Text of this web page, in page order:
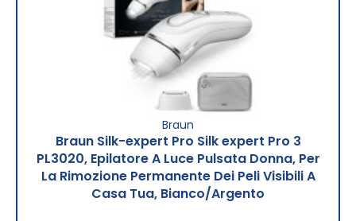
Braun
Braun Silk-expert Pro Silk expert Pro 3
PL3020, Epilatore A Luce Pulsata Donna, Per
La Rimozione Permanente Dei Peli Visibili A
Casa Tua, Bianco/Argento